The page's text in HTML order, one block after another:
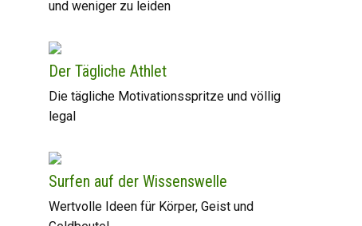
und weniger zu leiden
Der Tägliche Athlet
Die tägliche Motivationsspritze und völlig
legal
Surfen auf der Wissenswelle
Wertvolle Ideen für Körper, Geist und